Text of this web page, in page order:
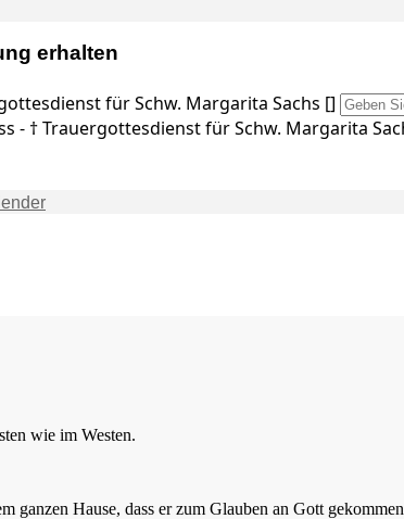
erhalten
für Schw. Margarita Sachs []
- † Trauergottesdienst für Schw. Margarita
wie im Westen.
ganzen Hause, dass er zum Glauben an Gott